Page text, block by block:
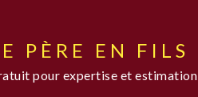
PÈRE EN FILS
pour expertise et estimation